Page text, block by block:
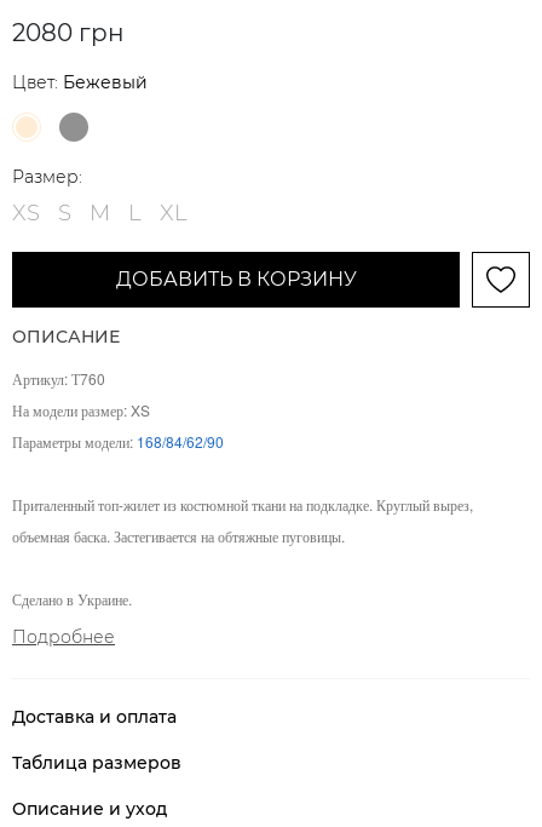
2080 грн
Цвет: Бежевый
Размер:
XS S M L XL
ДОБАВИТЬ В КОРЗИНУ
ОПИСАНИЕ
Артикул: Т760
На модели размер: XS
Параметры модели: 168/84/62/90
Приталенный топ-жилет из костюмной ткани на подкладке. Круглый вырез,
объемная баска. Застегивается на обтяжные пуговицы.
Сделано в Украине.
Подробнее
Доставка и оплата
Таблица размеров
Описание и уход